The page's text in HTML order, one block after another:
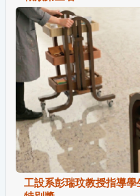
工設系彭瑞玟教授指導